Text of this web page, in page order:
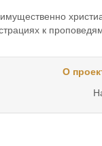
к
О